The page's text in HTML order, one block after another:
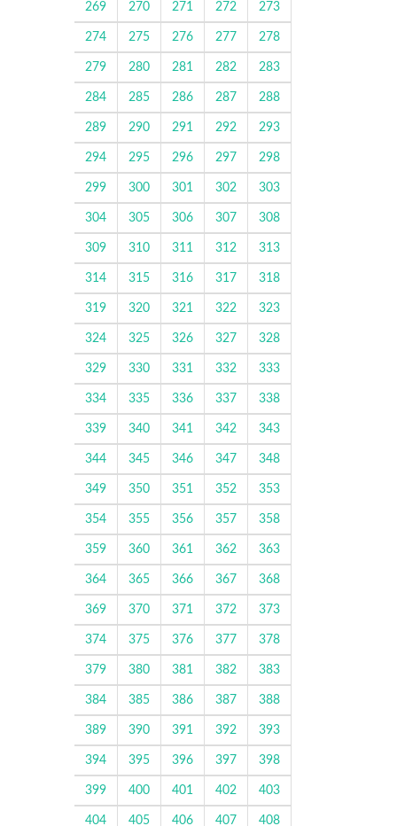
269 270 271 272 273
274 275 276 277 278
279 280 281 282 283
284 285 286 287 288
289 290 291 292 293
294 295 296 297 298
299 300 301 302 303
304 305 306 307 308
309 310 311 312 313
314 315 316 317 318
319 320 321 322 323
324 325 326 327 328
329 330 331 332 333
334 335 336 337 338
339 340 341 342 343
344 345 346 347 348
349 350 351 352 353
354 355 356 357 358
359 360 361 362 363
364 365 366 367 368
369 370 371 372 373
374 375 376 377 378
379 380 381 382 383
384 385 386 387 388
389 390 391 392 393
394 395 396 397 398
399 400 401 402 403
404 405 406 407 408